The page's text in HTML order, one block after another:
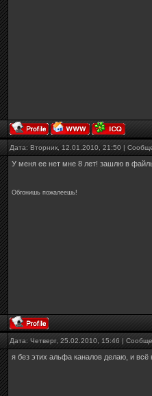
Дата: Вторник, 12.01.2010, 21:50 |
У меня ее нет мне 8 лет! зашлю в
Обгонишь пожалеешь!
Дата: Четверг, 25.02.2010, 15:46 |
я без этих альфа каналов делаю, и всё